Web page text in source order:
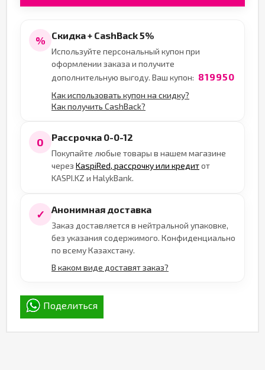
% Скидка + CashBack 5%
Используйте персональный купон при
оформлении заказа и получите
дополнительную выгоду. Ваш купон: 819950
Как использовать купон на скидку?
Как получить CashBack?
0 Рассрочка 0-0-12
Покупайте любые товары в нашем магазине
через KaspiRed, рассрочку или кредитот
KASPI.KZ и HalykBank.
✓ Анонимная доставка
Заказ доставляется в нейтральной упаковке,
без указания содержимого. Конфиденциально
по всему Казахстану.
В каком виде доставят заказ?
Поделиться